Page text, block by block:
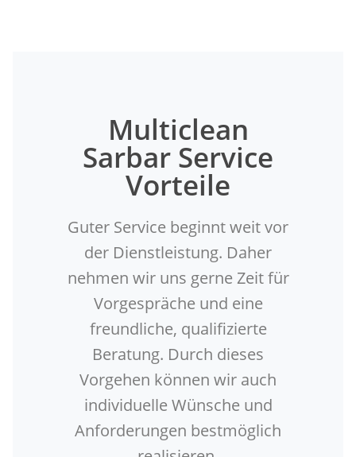
Multiclean
Sarbar Service
Vorteile
Guter Service beginnt weit vor
der Dienstleistung. Daher
nehmen wir uns gerne Zeit für
Vorgespräche und eine
freundliche, qualifizierte
Beratung. Durch dieses
Vorgehen können wir auch
individuelle Wünsche und
Anforderungen bestmöglich